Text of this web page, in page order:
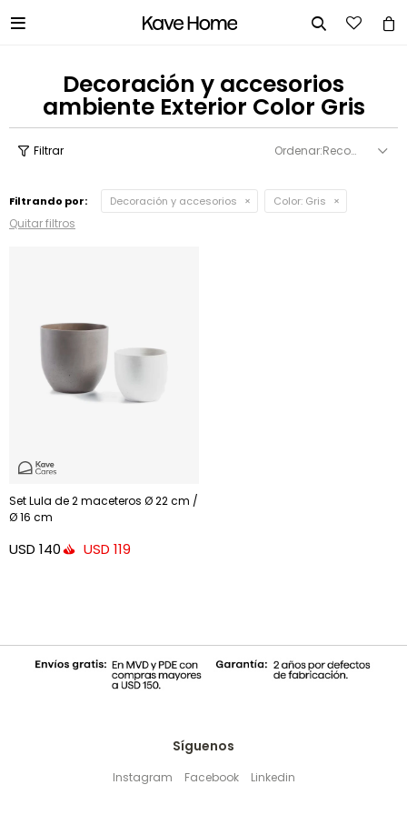
 
Decoración y accesorios
ambiente Exterior Color Gris
Recomendados
Filtrando por: Decoración y accesorios Color: Gris
Quitar filtros
Set Lula de 2 maceteros Ø 22 cm /
Ø 16 cm
USD 140 USD 119
Síguenos
Instagram Facebook Linkedin